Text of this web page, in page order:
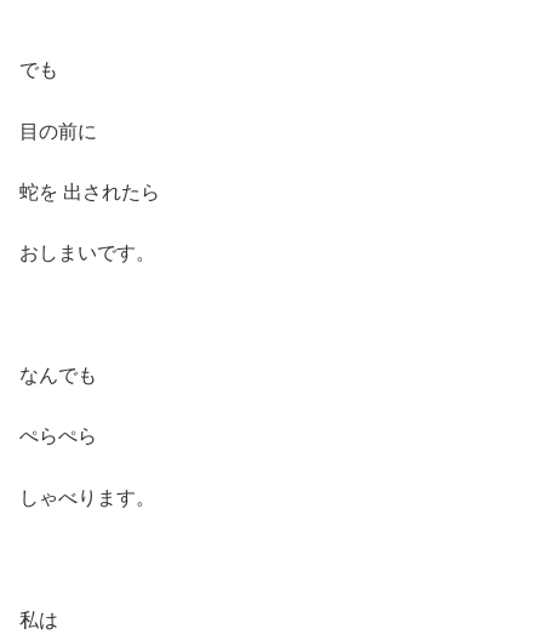
でも
目の前に
蛇を 出されたら
おしまいです。
なんでも
ぺらぺら
しゃべります。
私は